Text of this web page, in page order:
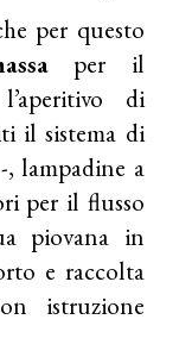
per questo
per il
di
il sistema di
, lampadine a
per il flusso
piovana in
e raccolta
istruzione